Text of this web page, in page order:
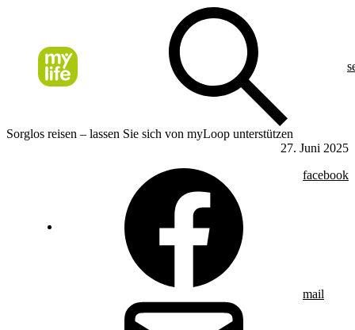
Sorglos reisen – lassen Sie sich von myLoop unterstützen
27. Juni 2025
facebook
mail